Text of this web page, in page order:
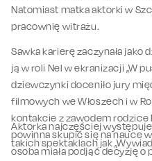
Natomiast matka aktorki w
pracownię witrażu.
Sawka karierę zaczynała jako
ją w roli Nel w ekranizacji „W
dziewczynki doceniło jury
filmowych we Włoszech i w
kontakcie z zawodem rodzice
powinna skupić się na nauce
osoba miała podjąć decyzję
Aktorka najczęściej
takich spektaklach jak